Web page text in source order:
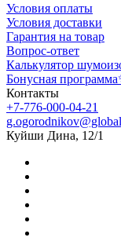
Условия оплаты
Условия доставки
Гарантия на товар
Вопрос-ответ
Калькулятор
Бонусная
Контакты
+7-776-000-04-21
Куйши Дина, 12/1